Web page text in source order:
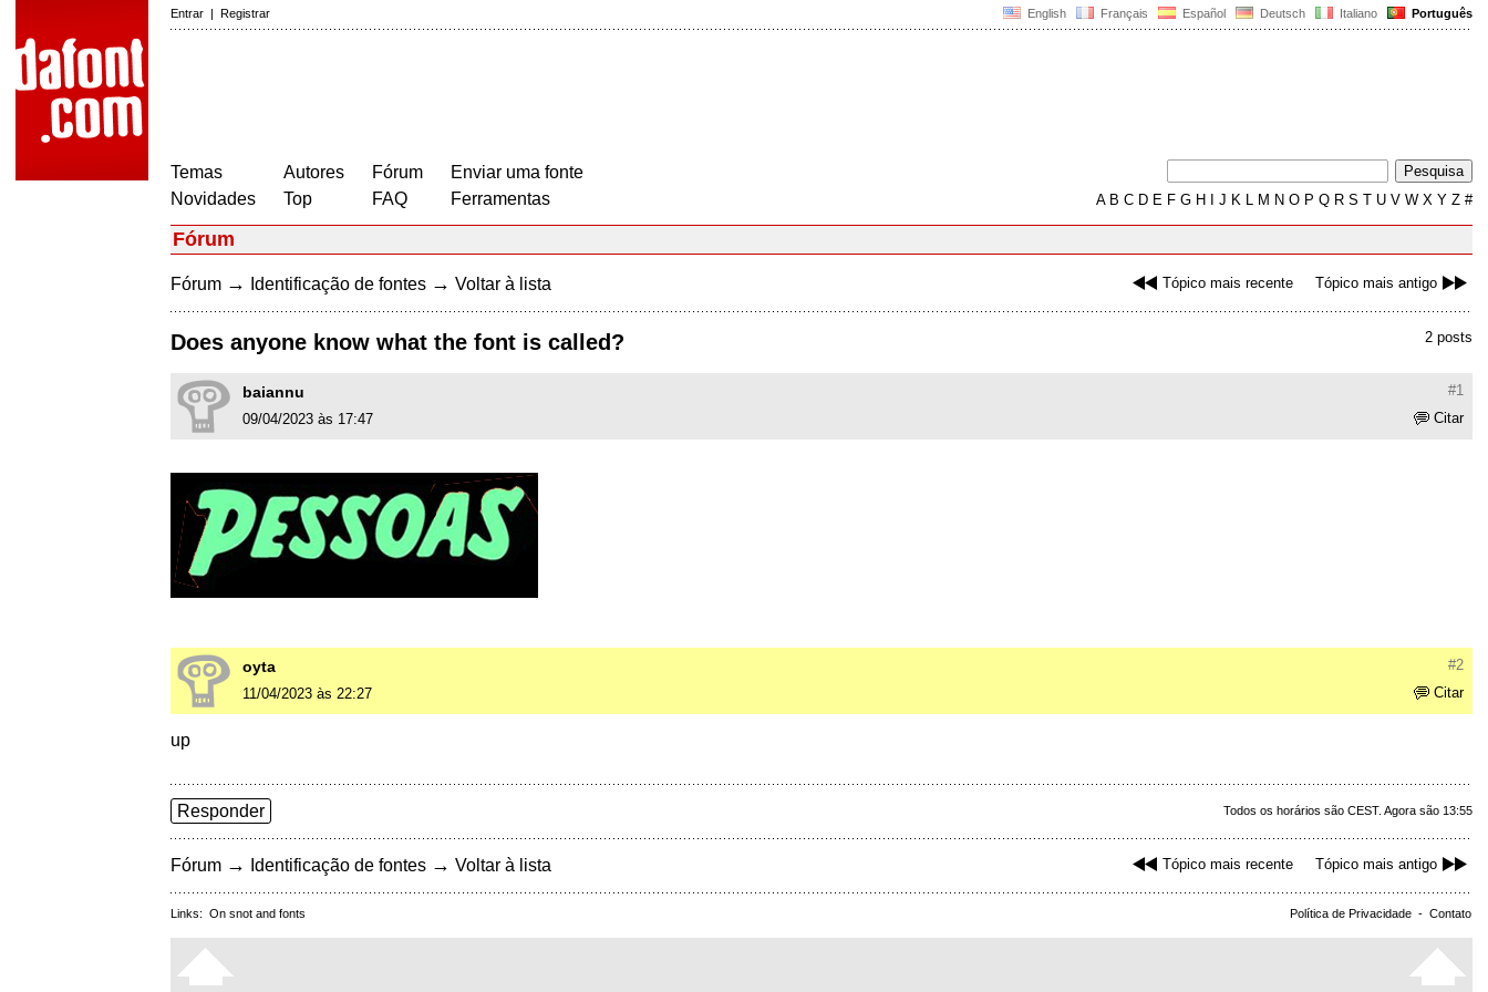
English Français Español Deutsch Italiano Português
Entrar | Registrar
Temas
Novidades
Autores
Top
Fórum
FAQ
Enviar uma fonte
Ferramentas
AB C D E F G H J K L M N O P Q R S T U V W X Y Z #
Fórum
Tópico mais recente Tópico mais antigo
Fórum → Identificação de fontes → Voltar à lista
2 posts
Does anyone know what the font is called?
#1
baiannu
Citar
09/04/2023 às 17:47
#2
oyta
Citar
11/04/2023 às 22:27
up
Todos os horários são CEST. Agora são 13:55
Responder
Tópico mais recente Tópico mais antigo
Fórum → Identificação de fontes → Voltar à lista
Política de Privacidade - Contato
Links: On snot and fonts